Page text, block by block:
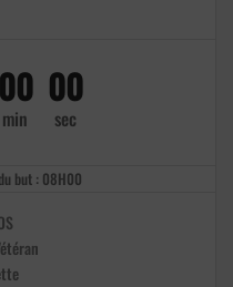
00
min
00
sec
but : 08H00